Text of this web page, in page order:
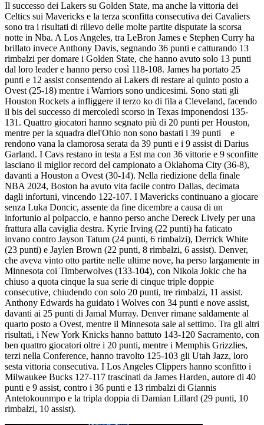
Il successo dei Lakers su Golden State, ma anche la vittoria dei
Celtics sui Mavericks e la terza sconfitta consecutiva dei Cavaliers
sono tra i risultati di rilievo delle molte partite disputate la scorsa
notte in Nba. A Los Angeles, tra LeBron James e Stephen Curry ha
brillato invece Anthony Davis, segnando 36 punti e catturando 13
rimbalzi per domare i Golden State, che hanno avuto solo 13 punti
dal loro leader e hanno perso così 118-108. James ha portato 25
punti e 12 assist consentendo ai Lakers di restare al quinto posto a
Ovest (25-18) mentre i Warriors sono undicesimi. Sono stati gli
Houston Rockets a infliggere il terzo ko di fila a Cleveland, facendo
il bis del successo di mercoledì scorso in Texas imponendosi 135-
131. Quattro giocatori hanno segnato più di 20 punti per Houston,
mentre per la squadra dlel'Ohio non sono bastati i 39 punti e
rendono vana la clamorosa serata da 39 punti e i 9 assist di Darius
Garland. I Cavs restano in testa a Est ma con 36 vittorie e 9 sconfitte
lasciano il miglior record del campionato a Oklahoma City (36-8),
davanti a Houston a Ovest (30-14). Nella riedizione della finale
NBA 2024, Boston ha avuto vita facile contro Dallas, decimata
dagli infortuni, vincendo 122-107. I Mavericks continuano a giocare
senza Luka Doncic, assente da fine dicembre a causa di un
infortunio al polpaccio, e hanno perso anche Dereck Lively per una
frattura alla caviglia destra. Kyrie Irving (22 punti) ha faticato
invano contro Jayson Tatum (24 punti, 6 rimbalzi), Derrick White
(23 punti) e Jaylen Brown (22 punti, 8 rimbalzi, 6 assist). Denver,
che aveva vinto otto partite nelle ultime nove, ha perso largamente in
Minnesota coi Timberwolves (133-104), con Nikola Jokic che ha
chiuso a quota cinque la sua serie di cinque triple doppie
consecutive, chiudendo con solo 20 punti, tre rimbalzi, 11 assist.
Anthony Edwards ha guidato i Wolves con 34 punti e nove assist,
davanti ai 25 punti di Jamal Murray. Denver rimane saldamente al
quarto posto a Ovest, mentre il Minnesota sale al settimo. Tra gli altri
risultati, i New York Knicks hanno battuto 143-120 Sacramento, con
ben quattro giocatori oltre i 20 punti, mentre i Memphis Grizzlies,
terzi nella Conference, hanno travolto 125-103 gli Utah Jazz, loro
sesta vittoria consecutiva. I Los Angeles Clippers hanno sconfitto i
Milwaukee Bucks 127-117 trascinati da James Harden, autore di 40
punti e 9 assist, contro i 36 punti e 13 rimbalzi di Giannis
Antetokounmpo e la tripla doppia di Damian Lillard (29 punti, 10
rimbalzi, 10 assist).